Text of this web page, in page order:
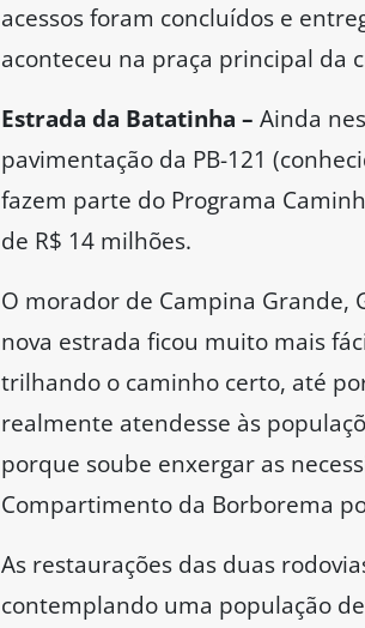
acessos foram concluídos e
aconteceu na praça principal da
Estrada da Batatinha – Ainda
pavimentação da PB-121
fazem parte do Programa
de R$ 14 milhões.
O morador de Campina Grande,
nova estrada ficou muito mais
trilhando o caminho certo, até
realmente atendesse às
porque soube enxergar as
Compartimento da Borborema
As restaurações das duas
contemplando uma população